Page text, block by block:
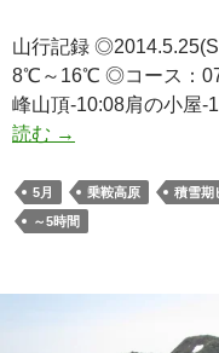
山行記録
8℃～16℃ ◎コース：
峰山頂-10:08肩の小屋-
読む 日
百
名
→
5月 乗鞍高原 積雪期
～5時間